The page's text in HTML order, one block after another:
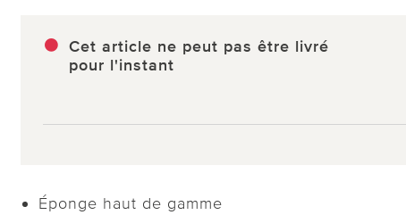
Cet article ne peut pas être livré
pour l'instant
Éponge haut de gamme